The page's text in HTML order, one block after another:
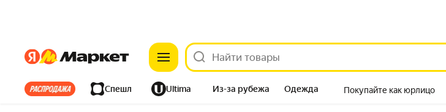
ЯндексЯндекс
Все хиты Спешл Ultima Из-за рубежа Одежда Покупайте как юрлицо